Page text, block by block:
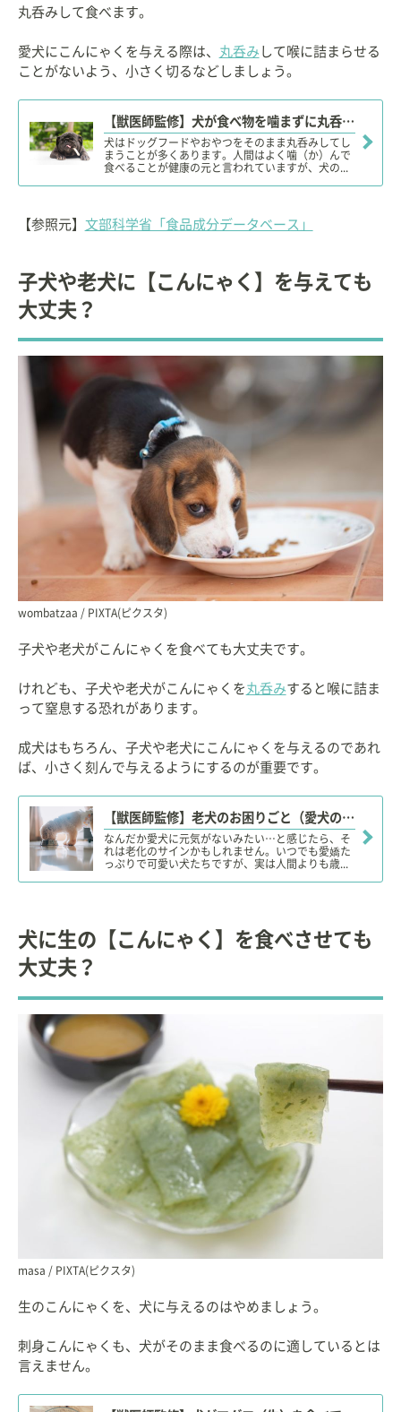
丸呑みして食べます。
愛犬にこんにゃくを与える際は、 丸呑み して喉に詰まらせる
ことがないよう、小さく切るなどしましょう。
【獣医師監修】犬が食べ物を噛まずに丸呑みしても大丈夫？大きな食べ物やおもちゃんの誤飲に注意！
犬はドッグフードやおやつをそのまま丸呑みしてし
まうことが多くあります。人間はよく噛（か）んで
食べることが健康の元と言われていますが、犬の...
【参照元】 文部科学省「食品成分データベース」
子犬や老犬に【こんにゃく】を与えても
大丈夫？
wombatzaa / PIXTA(ピクスタ)
子犬や老犬がこんにゃくを食べても大丈夫です。
けれども、子犬や老犬がこんにゃくを 丸呑みすると喉に詰ま
って窒息する恐れがあります。
成犬はもちろん、子犬や老犬にこんにゃくを与えるのであれ
ば、小さく刻んで与えるようにするのが重要です。
【獣医師監修】老犬のお困りごと（愛犬の老化・ケア方法）解消「お役立ち」まとめ記事【20選】
なんだか愛犬に元気がないみたい…と感じたら、そ
れは老化のサインかもしれません。いつでも愛嬌た
っぷりで可愛い犬たちですが、実は人間よりも歳...
犬に生の【こんにゃく】を食べさせても
大丈夫？
masa / PIXTA(ピクスタ)
生のこんにゃくを、犬に与えるのはやめましょう。
刺身こんにゃくも、犬がそのまま食べるのに適しているとは
言えません。